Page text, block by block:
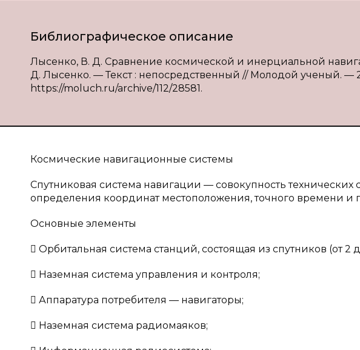
Библиографическое описание
Лысенко, В. Д. Сравнение космической и инерциальной
Д. Лысенко. — Текст : непосредственный // Молодой ученый. —
https://moluch.ru/archive/112/28581.
Космические навигационные системы
Спутниковая система навигации — совокупность технических
определения координат местоположения, точного времени и
Основные элементы
 Орбитальная система станций, состоящая из спутников (от 2
 Наземная система управления и контроля;
 Аппаратура потребителя — навигаторы;
 Наземная система радиомаяков;